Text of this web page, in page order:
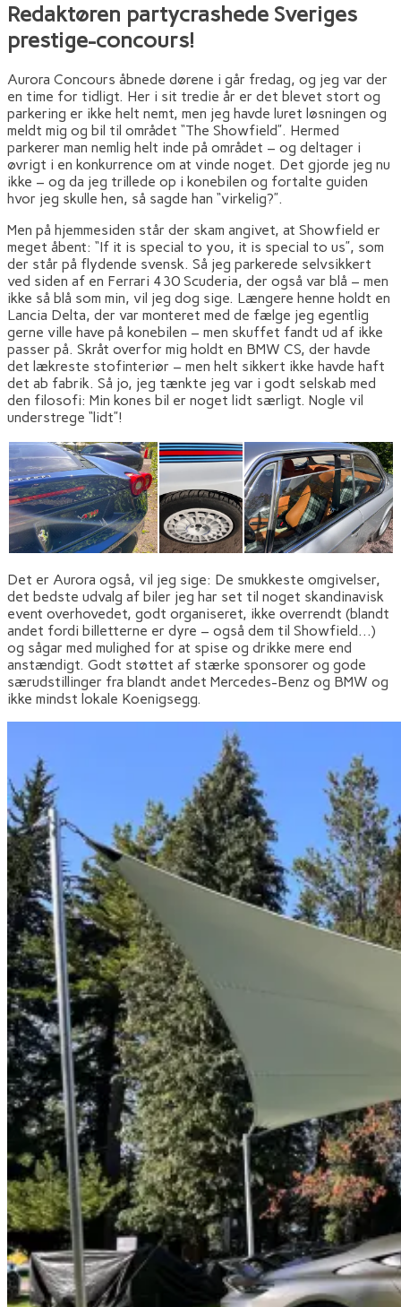
Redaktøren partycrashede Sveriges
prestige-concours!
Aurora Concours åbnede dørene i går fredag, og jeg var der
en time for tidligt. Her i sit tredie år er det blevet stort og
parkering er ikke helt nemt, men jeg havde luret løsningen og
meldt mig og bil til området “The Showfield”. Hermed
parkerer man nemlig helt inde på området – og deltager i
øvrigt i en konkurrence om at vinde noget. Det gjorde jeg nu
ikke – og da jeg trillede op i konebilen og fortalte guiden
hvor jeg skulle hen, så sagde han “virkelig?”.
Men på hjemmesiden står der skam angivet, at Showfield er
meget åbent: “If it is special to you, it is special to us”, som
der står på flydende svensk. Så jeg parkerede selvsikkert
ved siden af en Ferrari 430 Scuderia, der også var blå – men
ikke så blå som min, vil jeg dog sige. Længere henne holdt en
Lancia Delta, der var monteret med de fælge jeg egentlig
gerne ville have på konebilen – men skuffet fandt ud af ikke
passer på. Skråt overfor mig holdt en BMW CS, der havde
det lækreste stofinteriør – men helt sikkert ikke havde haft
det ab fabrik. Så jo, jeg tænkte jeg var i godt selskab med
den filosofi: Min kones bil er noget lidt særligt. Nogle vil
understrege “lidt”!
Det er Aurora også, vil jeg sige: De smukkeste omgivelser,
det bedste udvalg af biler jeg har set til noget skandinavisk
event overhovedet, godt organiseret, ikke overrendt (blandt
andet fordi billetterne er dyre – også dem til Showfield…)
og sågar med mulighed for at spise og drikke mere end
anstændigt. Godt støttet af stærke sponsorer og gode
særudstillinger fra blandt andet Mercedes-Benz og BMW og
ikke mindst lokale Koenigsegg.